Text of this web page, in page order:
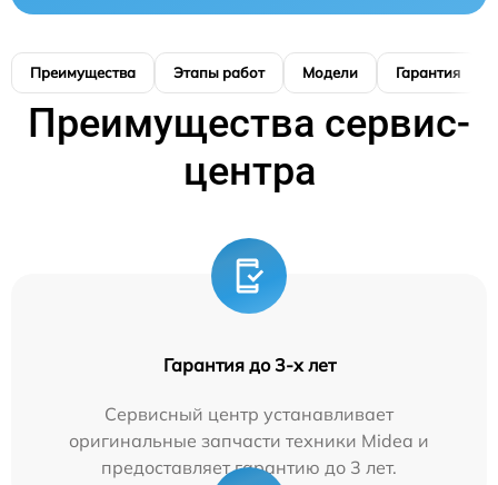
Преимущества Этапы работ Модели Гарантия
Преимущества сервис-
центра
Гарантия до 3-х лет
Сервисный центр устанавливает
оригинальные запчасти техники Midea и
предоставляет гарантию до 3 лет.